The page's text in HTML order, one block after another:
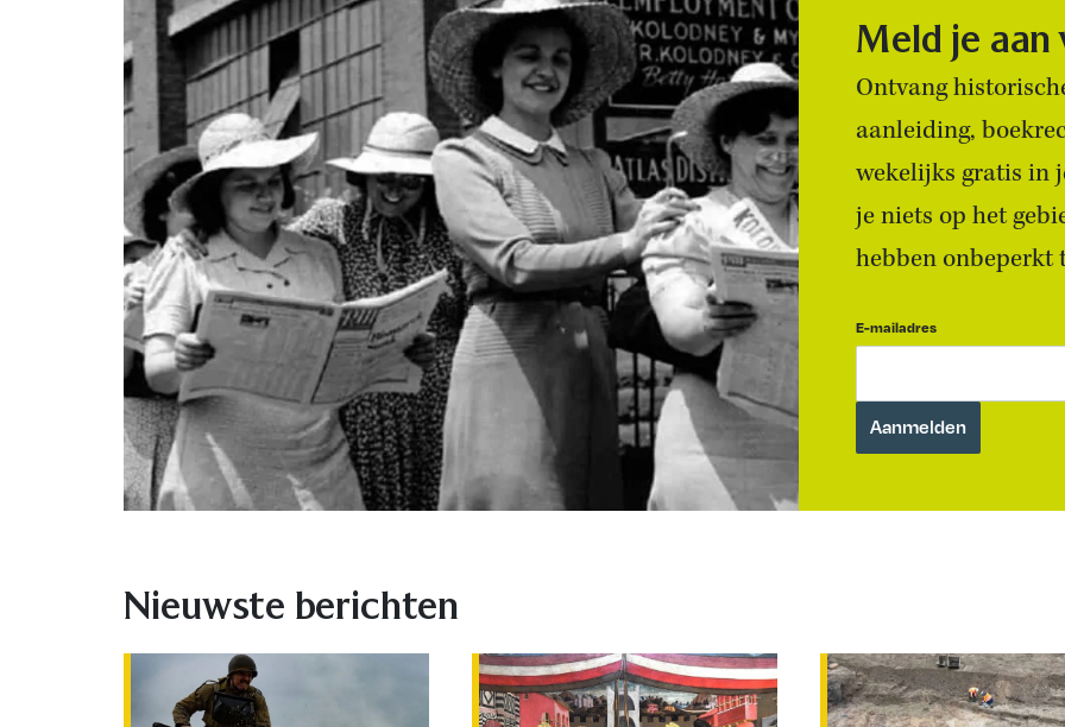
Meld je
Ontvang
aanleiding,
wekelijks gratis in
je niets op het
hebben onbeperkt
E-mailadres
Nieuwste berichten